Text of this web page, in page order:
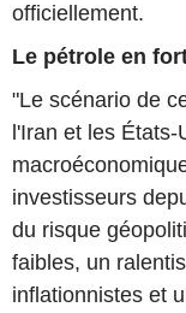
officiellement.
Le pétrole en
"Le scénario de
l'Iran et les
investisseurs
du risque
faibles, un
inflationnistes et